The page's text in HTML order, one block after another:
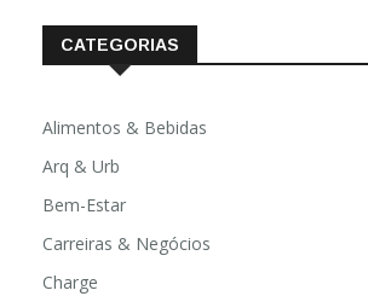
CATEGORIAS
Alimentos & Bebidas
Arq & Urb
Bem-Estar
Carreiras & Negócios
Charge